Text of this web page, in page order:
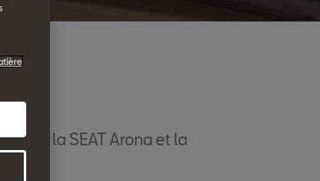
quoi la SEAT Arona et la